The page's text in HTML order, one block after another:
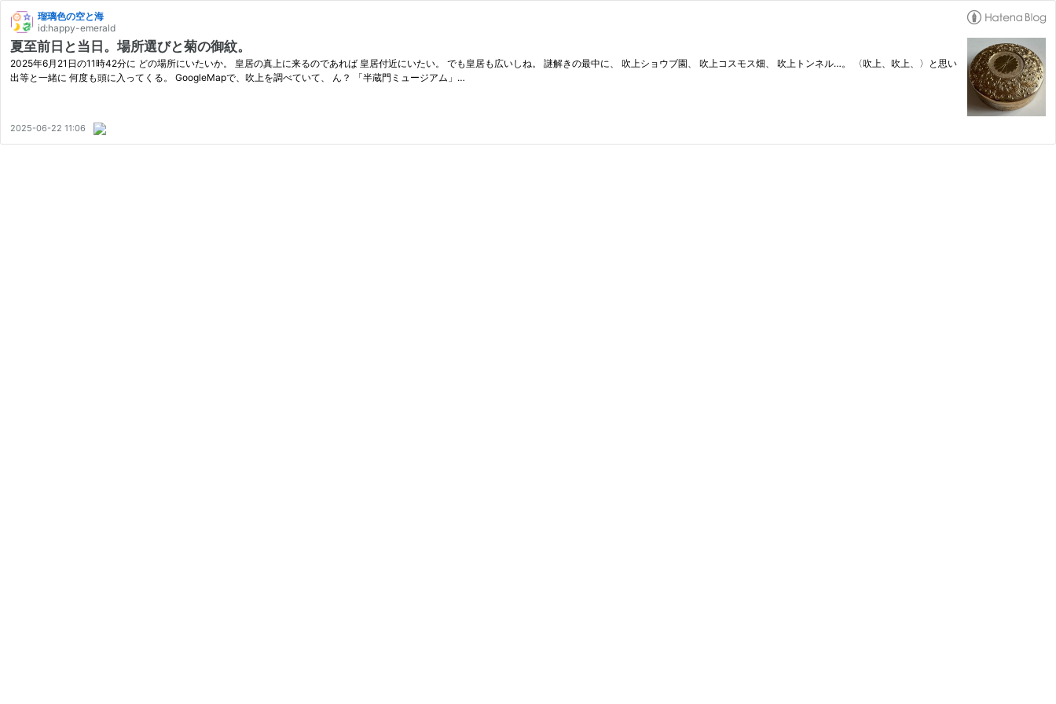
瑠璃色の空と海
id:happy-emerald
夏至前日と当日。場所選びと菊の御紋。
2025年6月21日の11時42分に どの場所にいたいか。 皇居の真上に来るのであれば 皇居付近にいたい。 でも皇居も広いしね。 謎解きの最中に、 吹上ショウブ園、 吹上コスモス畑、 吹上トンネル…。 〈吹上、吹上、〉と思い
出等と一緒に 何度も頭に入ってくる。 GoogleMapで、吹上を調べていて、 ん？ 「半蔵門ミュージアム」…
2025-06-22 11:06